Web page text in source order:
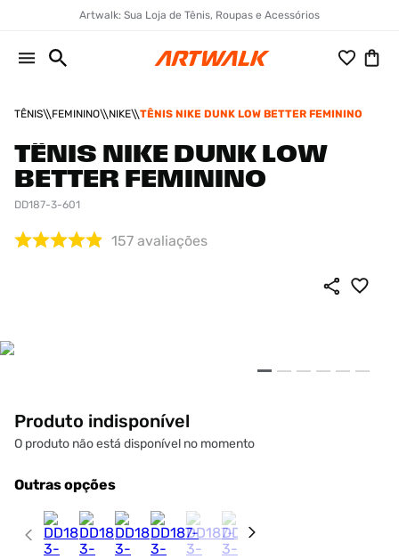
Artwalk: Sua Loja de Tênis, Roupas e Acessórios
TÊNIS FEMININO NIKE TÊNIS NIKE DUNK LOW BETTER FEMININO
TÊNIS NIKE DUNK LOW
BETTER FEMININO
DD187-3-601
157 avaliações
Produto indisponível
O produto não está disponível no momento
Outras opções